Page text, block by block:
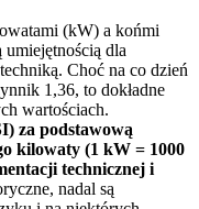
(kW) a końmi
dla
Choć na co dzień
1,36, to dokładne
wartościach.
za podstawową
kilowaty (1 kW = 1000
technicznej i
nadal są